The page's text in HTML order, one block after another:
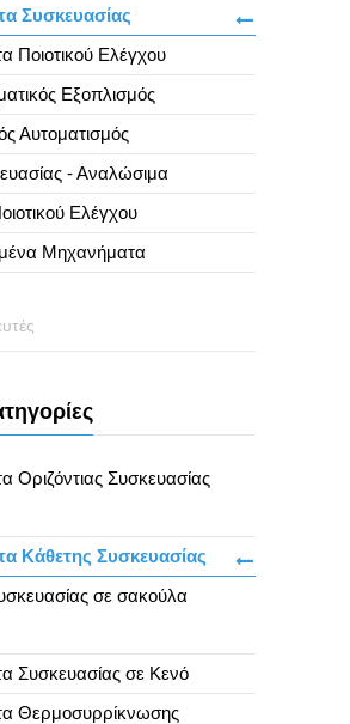
Συσκευασίας
Ποιοτικού Ελέγχου
Εξοπλισμός
Αυτοματισμός
- Αναλώσιμα
Ελέγχου
Μηχανήματα
Οριζόντιας Συσκευασίας
Κάθετης Συσκευασίας
σε σακούλα
Συσκευασίας σε Κενό
Θερμοσυρρίκνωσης